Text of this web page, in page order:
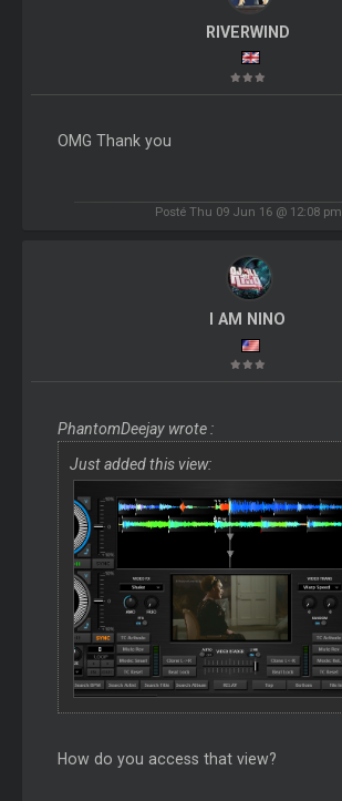
RIVERWIND
OMG Thank you
Posté Thu 09 Jun 16 @ 12:08 pm
I AM NINO
PhantomDeejay wrote :
Just added this view:
How do you access that view?